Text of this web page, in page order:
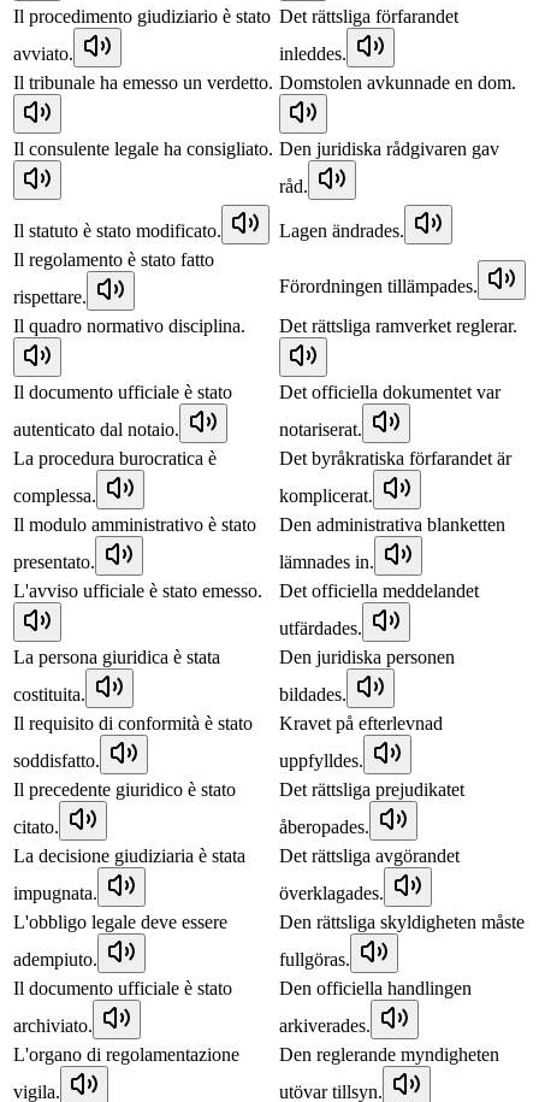
Il procedimento giudiziario è stato
avviato.
Det rättsliga förfarandet
inleddes.
Il tribunale ha emesso un verdetto. Domstolen avkunnade en dom.
Il consulente legale ha consigliato. Den juridiska rådgivaren gav
råd.
Il statuto è stato modificato.
Lagen ändrades.
Il regolamento è stato fatto
rispettare.
Förordningen tillämpades.
Il quadro normativo disciplina.
Det rättsliga ramverket reglerar.
Il documento ufficiale è stato
autenticato dal notaio.
Det officiella dokumentet var
notariserat.
La procedura burocratica è
complessa.
Det byråkratiska förfarandet är
komplicerat.
Il modulo amministrativo è stato
presentato.
Den administrativa blanketten
lämnades in.
L'avviso ufficiale è stato emesso.
Det officiella meddelandet
utfärdades.
La persona giuridica è stata
costituita.
Den juridiska personen
bildades.
Il requisito di conformità è stato
soddisfatto.
Kravet på efterlevnad
uppfylldes.
Il precedente giuridico è stato
citato.
Det rättsliga prejudikatet
åberopades.
La decisione giudiziaria è stata
impugnata.
Det rättsliga avgörandet
överklagades.
L'obbligo legale deve essere
adempiuto.
Den rättsliga skyldigheten måste
fullgöras.
Il documento ufficiale è stato
archiviato.
Den officiella handlingen
arkiverades.
L'organo di regolamentazione
vigila.
Den reglerande myndigheten
utövar tillsyn.